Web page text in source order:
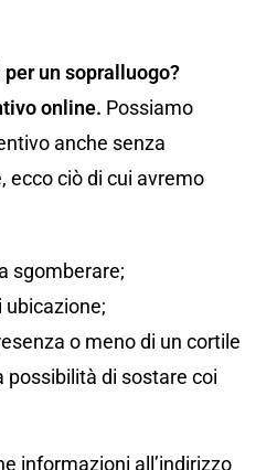
un sopralluogo?
online. Possiamo
anche senza
ecco ciò di cui avremo
sgomberare;
ubicazione;
o meno di un cortile
possibilità di sostare coi
informazioni all’indirizzo